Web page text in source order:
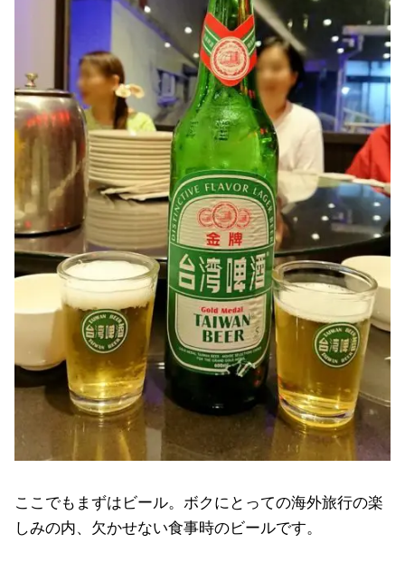
ここでもまずはビール。ボクにとっての海外旅行の楽
しみの内、欠かせない食事時のビールです。